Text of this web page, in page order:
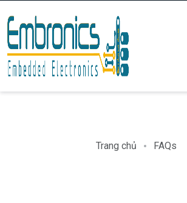
Trang chủ FAQs